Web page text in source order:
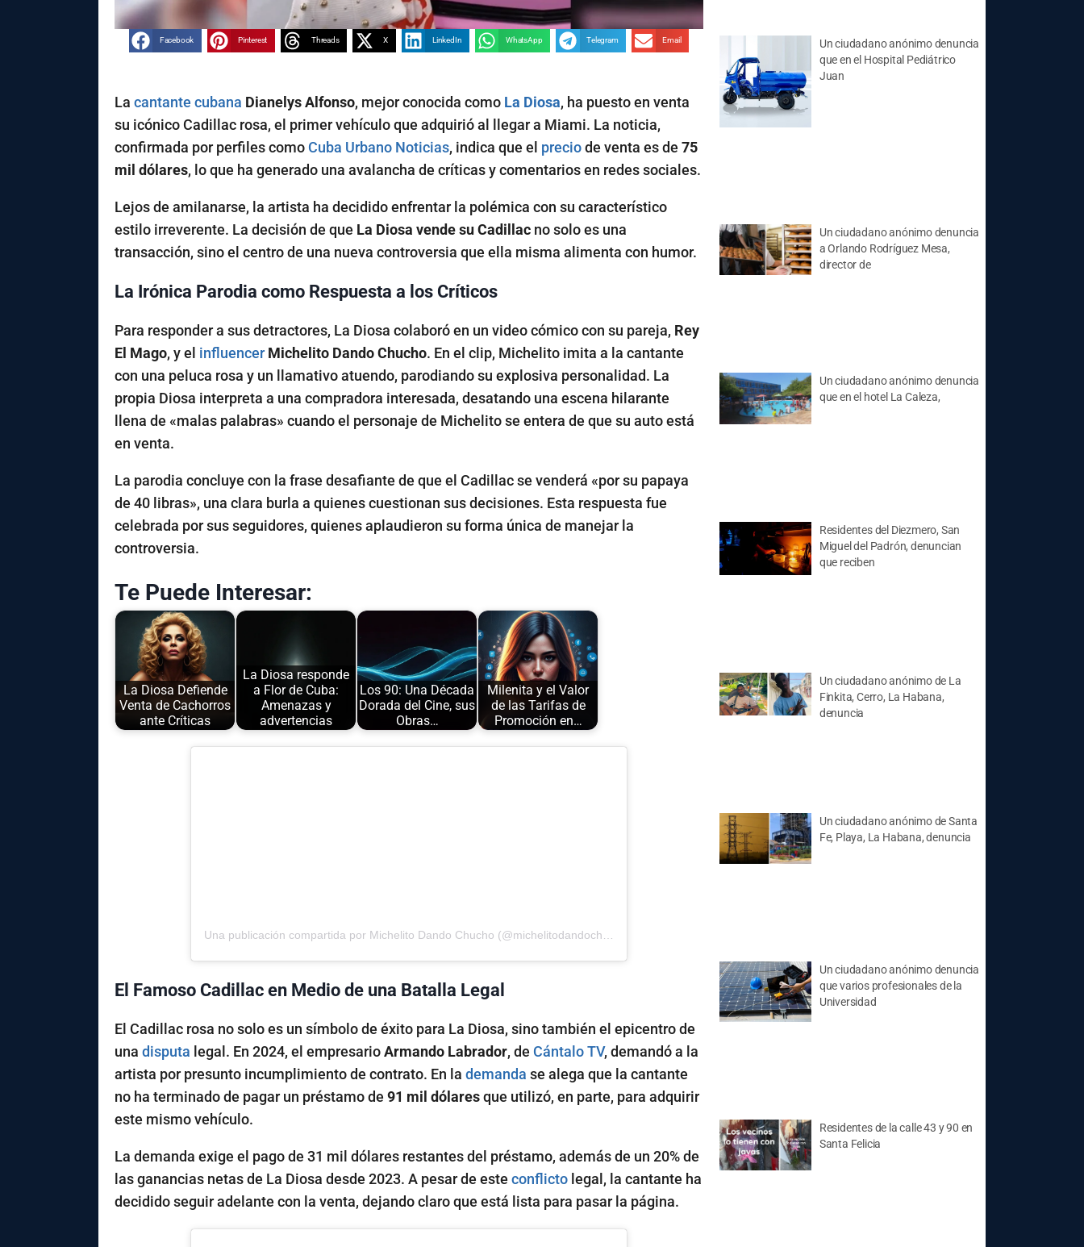
Facebook Pinterest Threads X LinkedIn WhatsApp Telegram Email
La cantante cubana Dianelys Alfonso, mejor conocida como La Diosa, ha puesto en venta
su icónico Cadillac rosa, el primer vehículo que adquirió al llegar a Miami. La noticia,
confirmada por perfiles comoCuba Urbano Noticias, indica que el preciode venta es de 75
mil dólares, lo que ha generado una avalancha de críticas y comentarios en redes sociales.
Lejos de amilanarse, la artista ha decidido enfrentar la polémica con su característico
estilo irreverente. La decisión de que La Diosa vende su Cadillac no solo es una
transacción, sino el centro de una nueva controversia que ella misma alimenta con humor.
La Irónica Parodia como Respuesta a los Críticos
Para responder a sus detractores, La Diosa colaboró en un video cómico con su pareja, Rey
El Mago, y el influencer Michelito Dando Chucho. En el clip, Michelito imita a la cantante
con una peluca rosa y un llamativo atuendo, parodiando su explosiva personalidad. La
propia Diosa interpreta a una compradora interesada, desatando una escena hilarante
llena de «malas palabras» cuando el personaje de Michelito se entera de que su auto está
en venta.
La parodia concluye con la frase desafiante de que el Cadillac se venderá «por su papaya
de 40 libras», una clara burla a quienes cuestionan sus decisiones. Esta respuesta fue
celebrada por sus seguidores, quienes aplaudieron su forma única de manejar la
controversia.
Te Puede Interesar:
La Diosa Defiende
Venta de Cachorros
ante Críticas
La Diosa responde
a Flor de Cuba:
Amenazas y
advertencias
Los 90: Una Década
Dorada del Cine, sus
Obras…
Milenita y el Valor
de las Tarifas de
Promoción en…
El Famoso Cadillac en Medio de una Batalla Legal
El Cadillac rosa no solo es un símbolo de éxito para La Diosa, sino también el epicentro de
una disputa legal. En 2024, el empresarioArmando Labrador, de Cántalo TV, demandó a la
artista por presunto incumplimiento de contrato. En la demanda se alega que la cantante
no ha terminado de pagar un préstamo de 91 mil dólaresque utilizó, en parte, para adquirir
este mismo vehículo.
La demanda exige el pago de 31 mil dólares restantes del préstamo, además de un 20% de
las ganancias netas de La Diosa desde 2023. A pesar de este conflicto legal, la cantante ha
decidido seguir adelante con la venta, dejando claro que está lista para pasar la página.
Un ciudadano anónimo denuncia
que en el Hospital Pediátrico
Juan
Un ciudadano anónimo denuncia
a Orlando Rodríguez Mesa,
director de
Un ciudadano anónimo denuncia
que en el hotel La Caleza,
Residentes del Diezmero, San
Miguel del Padrón, denuncian
que reciben
Un ciudadano anónimo de La
Finkita, Cerro, La Habana,
denuncia
Un ciudadano anónimo de Santa
Fe, Playa, La Habana, denuncia
Un ciudadano anónimo denuncia
que varios profesionales de la
Universidad
Residentes de la calle 43 y 90 en
Santa Felicia